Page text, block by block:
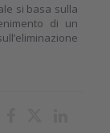
si basa sulla
di un